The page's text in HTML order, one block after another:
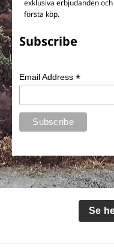
exklusiva erbjudanden
första köp.
Subscribe
Email Address*
Se